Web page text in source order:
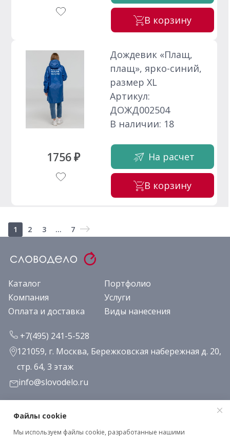
В корзину
1756 ₽
Дождевик «Плащ,
плащ», ярко-синий,
размер XL
Артикул:
ДОЖД002504
В наличии: 18
На расчет
В корзину
1 2 3 ... 7
Каталог
Портфолио
Компания
Услуги
Оплата и доставка
Виды нанесения
+7(495) 241-5-528
121059, г. Москва, Бережковская набережная д. 20,
стр. 64, 3 этаж
info@slovodelo.ru
Заказать звонок
Файлы cookie
Мы используем файлы cookie, разработанные нашими